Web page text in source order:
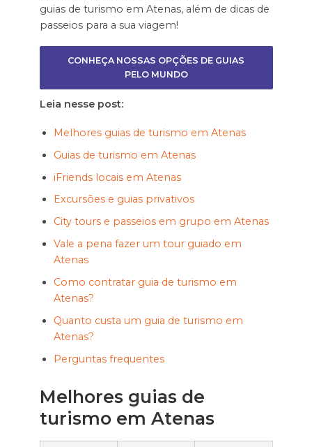
guias de turismo em Atenas, além de dicas de
passeios para a sua viagem!
CONHEÇA NOSSAS OPÇÕES DE GUIAS
PELO MUNDO
Leia nesse post:
Melhores guias de turismo em Atenas
Guias de turismo em Atenas
iFriends locais em Atenas
Excursões e guias privativos
City tours e passeios em grupo em Atenas
Vale a pena fazer um tour guiado em
Atenas
Como contratar guia de turismo em
Atenas?
Quanto custa um guia de turismo em
Atenas?
Perguntas frequentes
Melhores guias de
turismo em Atenas